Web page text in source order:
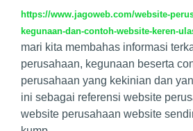
https://www.jagoweb.com/website-
kegunaan-dan-contoh-website-keren-
mari kita membahas informasi
perusahaan, kegunaan beserta
perusahaan yang kekinian dan
ini sebagai referensi website
website perusahaan website